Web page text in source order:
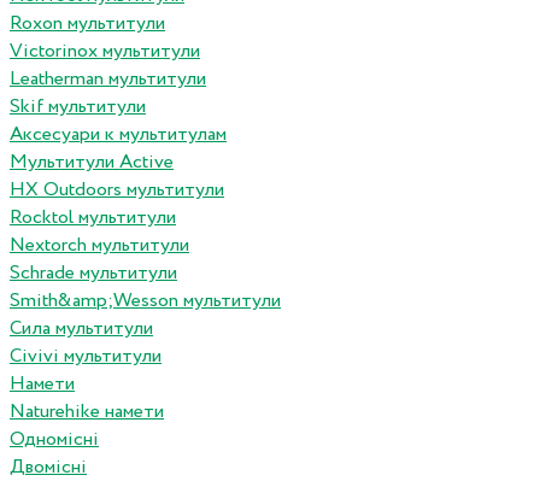
Roxon мультитули
Victorinox мультитули
Leatherman мультитули
Skif мультитули
Аксесуари к мультитулам
Мультитули Active
HX Outdoors мультитули
Rocktol мультитули
Nextorch мультитули
Schrade мультитули
Smith&amp;Wesson мультитули
Сила мультитули
Civivi мультитули
Намети
Naturehike намети
Одномісні
Двомісні